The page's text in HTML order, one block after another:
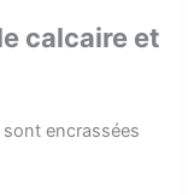
calcaire et
encrassées